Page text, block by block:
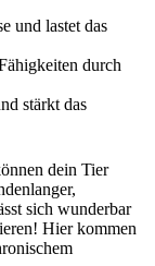
und lastet das
durch
stärkt das
dein Tier
sich wunderbar
Hier kommen